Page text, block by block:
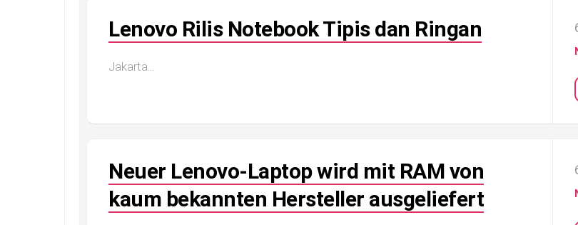
Lenovo Rilis Notebook Tipis dan Ringan
Jakarta...
Neuer Lenovo-Laptop wird mit RAM von
kaum bekannten Hersteller ausgeliefert